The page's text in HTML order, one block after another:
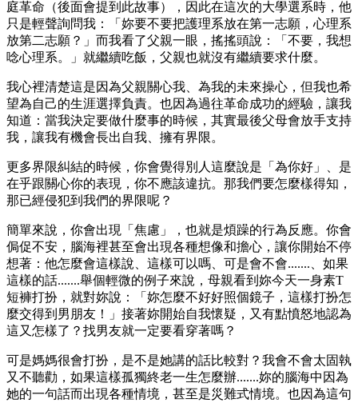
庭革命（後面會提到此故事），因此在這次的大學選系時，他
只是輕聲詢問我：「妳要不要把護理系放在第一志願，心理系
放第二志願？」而我看了父親一眼，搖搖頭說：「不要，我想
唸心理系。」就繼續吃飯，父親也就沒有繼續要求什麼。
我心裡清楚這是因為父親關心我、為我的未來操心，但我也希
望為自己的生涯選擇負責。也因為過往革命成功的經驗，讓我
知道：當我決定要做什麼事的時候，其實最後父母會放手支持
我，讓我有機會長出自我、擁有界限。
更多界限糾結的時候，你會覺得別人這麼說是「為你好」、是
在乎跟關心你的表現，你不應該違抗。那我們要怎麼樣得知，
那已經侵犯到我們的界限呢？
簡單來說，你會出現「焦慮」，也就是煩躁的行為反應。你會
侷促不安，腦海裡甚至會出現各種想像和擔心，讓你開始不停
想著：他怎麼會這樣說、這樣可以嗎、可是會不會.......、如果
這樣的話.......舉個輕微的例子來說，母親看到妳今天一身素T
短褲打扮，就對妳說：「妳怎麼不好好照個鏡子，這樣打扮怎
麼交得到男朋友！」接著妳開始自我懷疑，又有點憤怒地認為
這又怎樣了？找男友就一定要看穿著嗎？
可是媽媽很會打扮，是不是她講的話比較對？我會不會太固執
又不聽勸，如果這樣孤獨終老一生怎麼辦.......妳的腦海中因為
她的一句話而出現各種情境，甚至是災難式情境。也因為這句